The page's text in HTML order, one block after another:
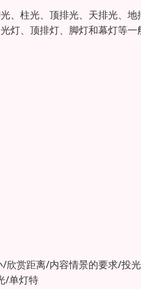
、柱光、顶排光、天排光、地
灯、顶排灯、脚灯和幕灯等一
欣赏距离/内容情景的要求/投
/单灯特